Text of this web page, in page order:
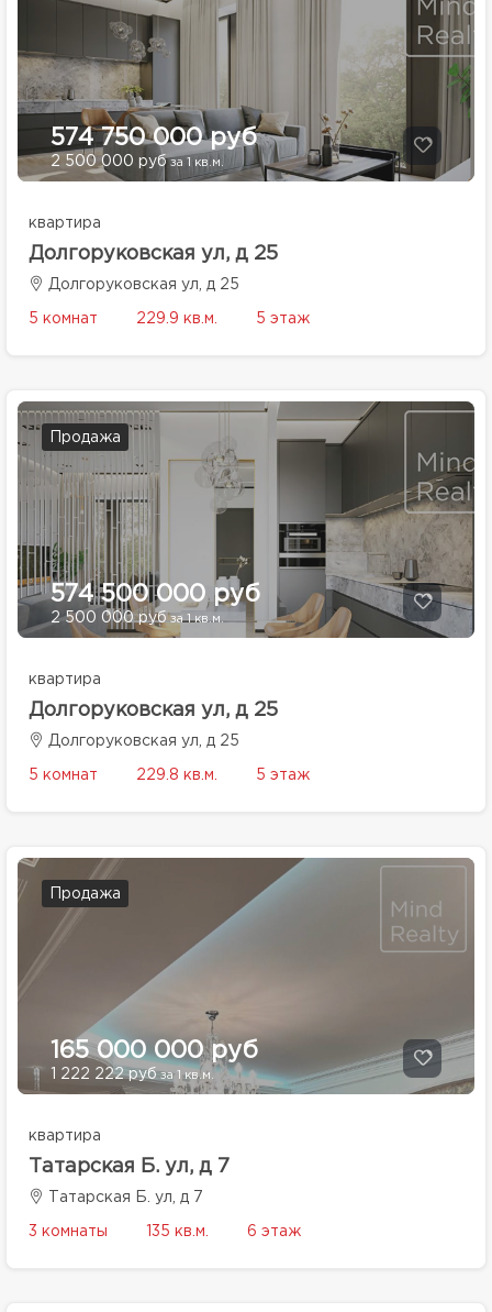
574 750 000 руб
2 500 000 руб за 1 кв.м.
квартира
Долгоруковская ул, д 25
Долгоруковская ул, д 25
5 комнат 229.9 кв.м. 5 этаж
Продажа
574 500 000 руб
2 500 000 рубза 1 кв.м.
квартира
Долгоруковская ул, д 25
Долгоруковская ул, д 25
5 комнат 229.8 кв.м. 5 этаж
Продажа
165 000 000 руб
1 222 222 руб за 1 кв.м.
квартира
Татарская Б. ул, д 7
Татарская Б. ул, д 7
3 комнаты 135 кв.м. 6 этаж